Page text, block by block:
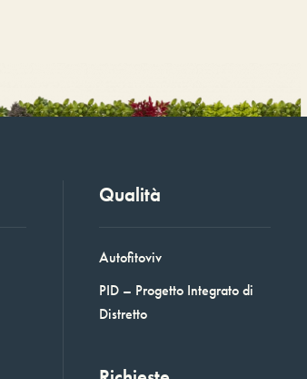
Qualità
Autofitoviv
PID – Progetto Integrato di
Distretto